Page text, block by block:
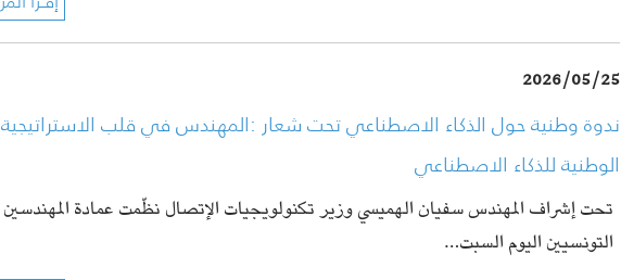
2026/05/25
ندوة وطنية حول الذكاء الاصطناعي تحت شعار :المهندس في قلب الاستراتيجية
الوطنية للذكاء الاصطناعي
تحت إشراف المهندس سفيان الهميسي وزير تكنولويجيات الإتصال نظّمت عمادة المهندسين
التونسيين اليوم السبت…